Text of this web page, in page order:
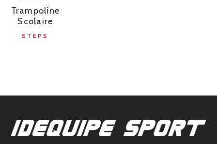
Trampoline
Scolaire
STEPS